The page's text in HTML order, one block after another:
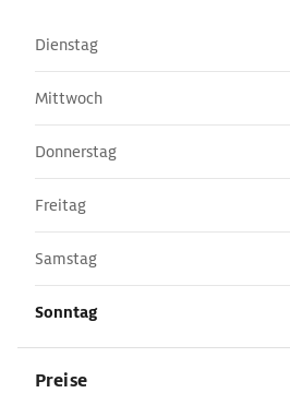
Dienstag
Mittwoch
Donnerstag
Freitag
Samstag
Sonntag
Preise